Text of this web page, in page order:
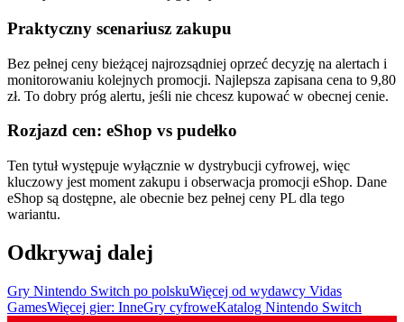
Praktyczny scenariusz zakupu
Bez pełnej ceny bieżącej najrozsądniej oprzeć decyzję na alertach i
monitorowaniu kolejnych promocji. Najlepsza zapisana cena to 9,80
zł. To dobry próg alertu, jeśli nie chcesz kupować w obecnej cenie.
Rozjazd cen: eShop vs pudełko
Ten tytuł występuje wyłącznie w dystrybucji cyfrowej, więc
kluczowy jest moment zakupu i obserwacja promocji eShop. Dane
eShop są dostępne, ale obecnie bez pełnej ceny PL dla tego
wariantu.
Odkrywaj dalej
Gry Nintendo Switch po polskuWięcej od wydawcy Vidas
GamesWięcej gier: InneGry cyfroweKatalog Nintendo Switch